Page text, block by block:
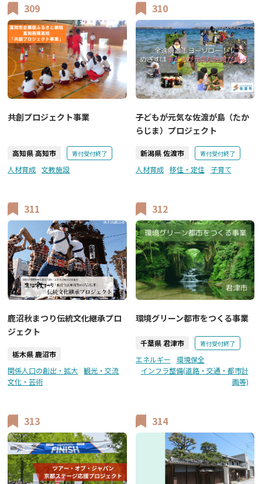
309
共創プロジェクト事業
高知県 高知市 寄付受付終了
人材育成 文教施設
310
子どもが元気な佐渡が島（たか
らじま）プロジェクト
新潟県 佐渡市 寄付受付終了
人材育成 移住・定住 子育て
311
鹿沼秋まつり伝統文化継承プロ
ジェクト
栃木県 鹿沼市
関係人口の創出・拡大
観光・交流
文化・芸術
312
環境グリーン都市をつくる事業
千葉県 君津市 寄付受付終了
エネルギー
環境保全
インフラ整備(道路・交通・都市計
画等)
313 314